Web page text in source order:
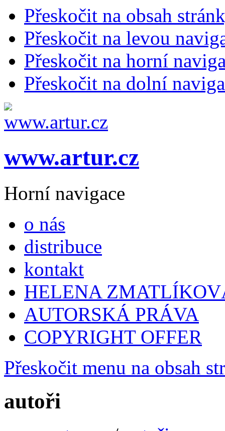
Přeskočit na obsah
Přeskočit na levou
Přeskočit na horní
Přeskočit na dolní
www.artur.cz
Horní navigace
o nás
distribuce
kontakt
HELENA
AUTORSKÁ PRÁVA
COPYRIGHT OFFER
Přeskočit menu na obsah
autoři